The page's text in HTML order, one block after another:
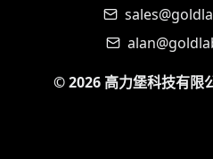
©2026 高力堡科技有限